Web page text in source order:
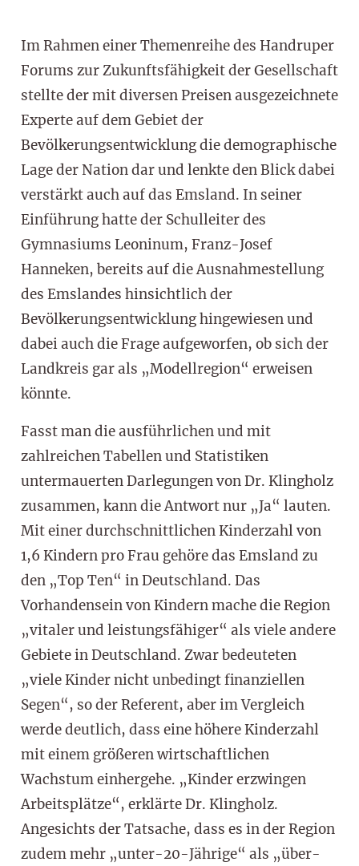
Im Rahmen einer Themenreihe des Handruper
Forums zur Zukunftsfähigkeit der Gesellschaft
stellte der mit diversen Preisen ausgezeichnete
Experte auf dem Gebiet der
Bevölkerungsentwicklung die demographische
Lage der Nation dar und lenkte den Blick dabei
verstärkt auch auf das Emsland. In seiner
Einführung hatte der Schulleiter des
Gymnasiums Leoninum, Franz-Josef
Hanneken, bereits auf die Ausnahmestellung
des Emslandes hinsichtlich der
Bevölkerungsentwicklung hingewiesen und
dabei auch die Frage aufgeworfen, ob sich der
Landkreis gar als „Modellregion“ erweisen
könnte.
Fasst man die ausführlichen und mit
zahlreichen Tabellen und Statistiken
untermauerten Darlegungen von Dr. Klingholz
zusammen, kann die Antwort nur „Ja“ lauten.
Mit einer durchschnittlichen Kinderzahl von
1,6 Kindern pro Frau gehöre das Emsland zu
den „Top Ten“ in Deutschland. Das
Vorhandensein von Kindern mache die Region
„vitaler und leistungsfähiger“ als viele andere
Gebiete in Deutschland. Zwar bedeuteten
„viele Kinder nicht unbedingt finanziellen
Segen“, so der Referent, aber im Vergleich
werde deutlich, dass eine höhere Kinderzahl
mit einem größeren wirtschaftlichen
Wachstum einhergehe. „Kinder erzwingen
Arbeitsplätze“, erklärte Dr. Klingholz.
Angesichts der Tatsache, dass es in der Region
zudem mehr „unter-20-Jährige“ als „über-